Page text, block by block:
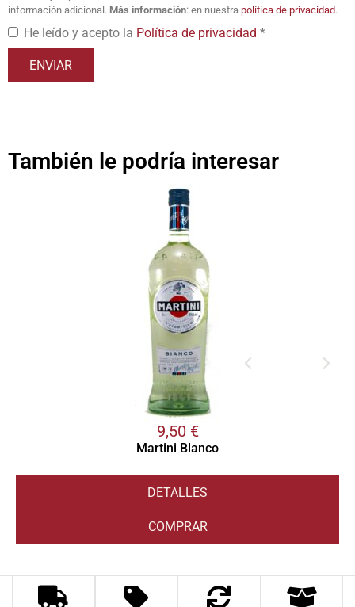
información adicional. Más información: en nuestra política de privacidad.
He leído y acepto la Política de privacidad *
También le podría interesar
9,50 €
Martini Blanco
DETALLES
COMPRAR